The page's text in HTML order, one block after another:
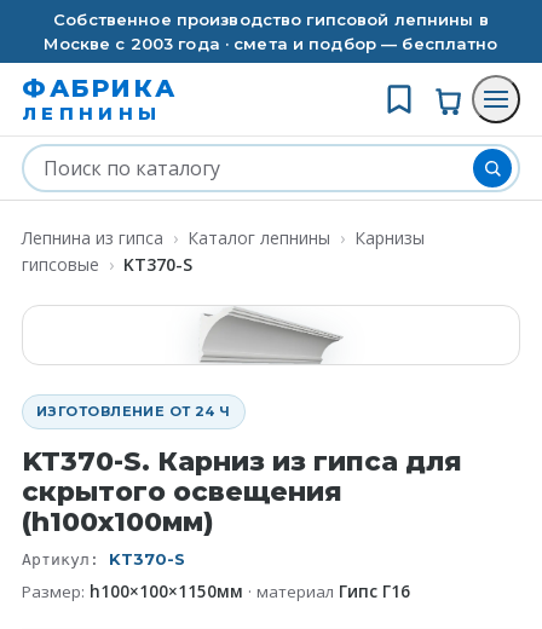
Собственное производство гипсовой лепнины в
Москве с 2003 года · смета и подбор — бесплатно
ФАБРИКА
ЛЕПНИНЫ
Лепнина из гипса › Каталог лепнины › Карнизы
гипсовые › KT370-S
ИЗГОТОВЛЕНИЕ ОТ 24 Ч
KT370-S. Карниз из гипса для
скрытого освещения
(h100x100мм)
Артикул: KT370-S
Размер: h100×100×1150мм · материал Гипс Г16